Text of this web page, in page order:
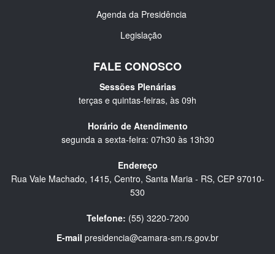
Agenda da Presidência
Legislação
FALE CONOSCO
Sessões Plenárias
terças e quintas-feiras, às 09h
Horário de Atendimento
segunda a sexta-feira: 07h30 às 13h30
Endereço
Rua Vale Machado, 1415, Centro, Santa Maria - RS, CEP 97010-
530
Telefone: (55) 3220-7200
E-mail presidencia@camara-sm.rs.gov.br